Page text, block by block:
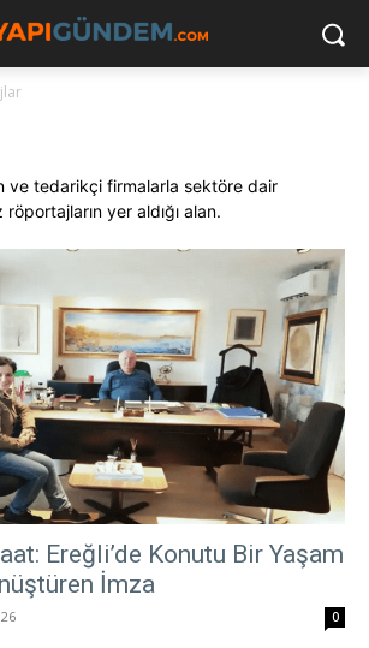
ve tedarikçi firmalarla sektöre dair
yer aldığı alan.
Ereğli’de Konutu Bir Yaşam
İmza
0